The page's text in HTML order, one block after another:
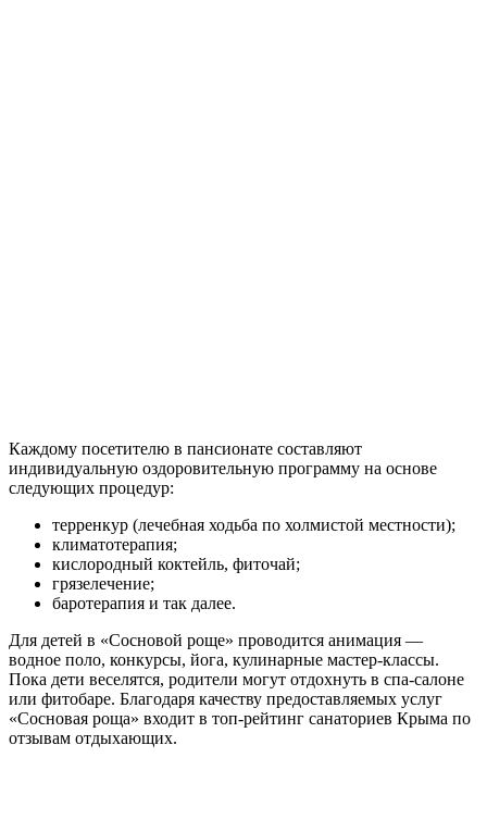
Каждому посетителю в пансионате составляют
индивидуальную оздоровительную программу на основе
следующих процедур:
терренкур (лечебная ходьба по холмистой местности);
климатотерапия;
кислородный коктейль, фиточай;
грязелечение;
баротерапия и так далее.
Для детей в «Сосновой роще» проводится анимация —
водное поло, конкурсы, йога, кулинарные мастер-классы.
Пока дети веселятся, родители могут отдохнуть в спа-салоне
или фитобаре. Благодаря качеству предоставляемых услуг
«Сосновая роща» входит в топ-рейтинг санаториев Крыма по
отзывам отдыхающих.